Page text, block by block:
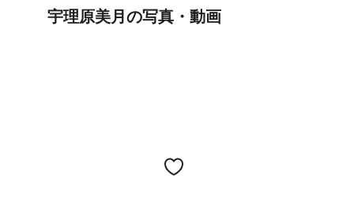
宇理原美月の写真・動画